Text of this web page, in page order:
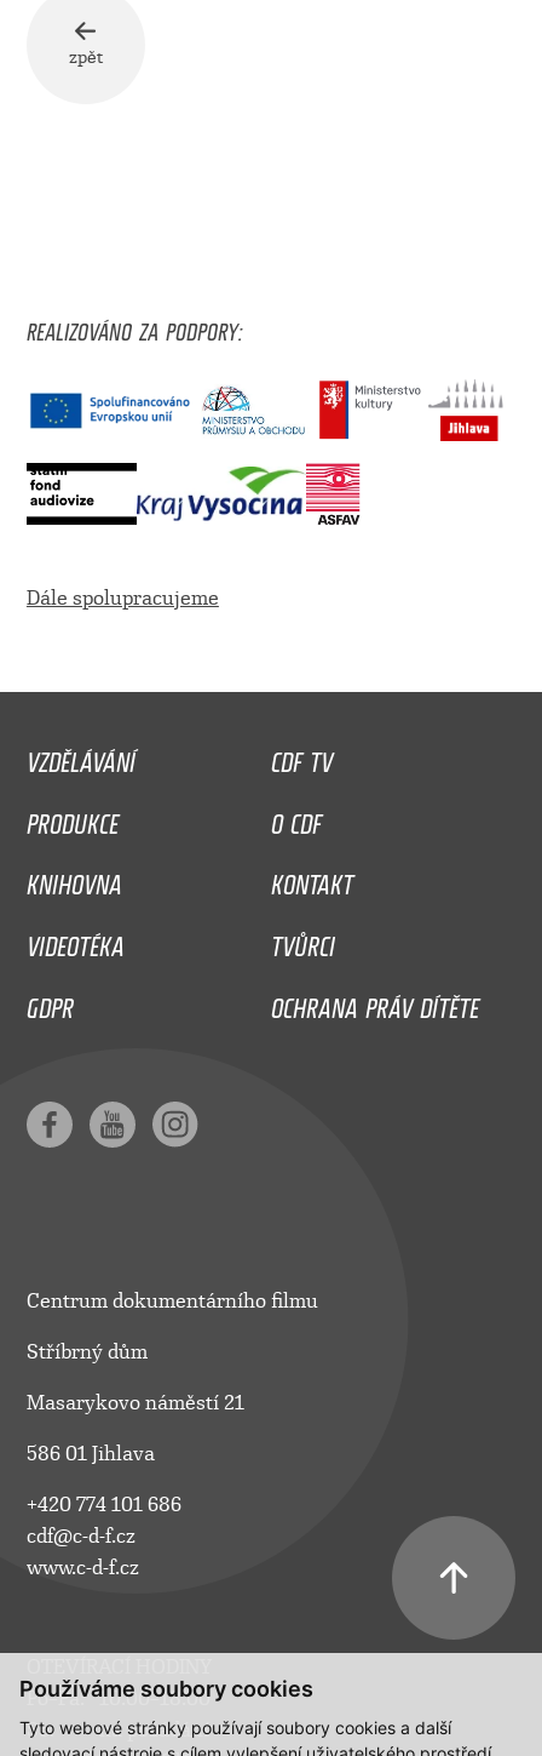
Používáme soubory cookies
Tyto webové stránky používají soubory cookies a další
zpět
REALIZOVÁNO ZA PODPORY:
Dále spolupracujeme
VZDĚLÁVÁNÍ
CDF TV
PRODUKCE
O CDF
KNIHOVNA
KONTAKT
VIDEOTÉKA
TVŮRCI
GDPR
OCHRANA PRÁV DÍTĚTE
Centrum dokumentárního filmu
Stříbrný dům
Masarykovo náměstí 21
586 01 Jihlava
+420 774 101 686
cdf@c-d-f.cz
www.c-d-f.cz
Po–Pá:
10.00–18.00
So:
na požádání